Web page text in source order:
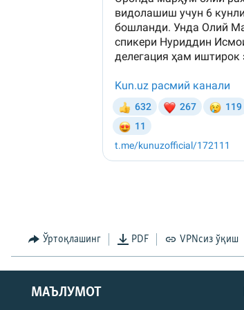
Ўртоқлашинг PDF VPNсиз ўқиш
МАЪЛУМОТ